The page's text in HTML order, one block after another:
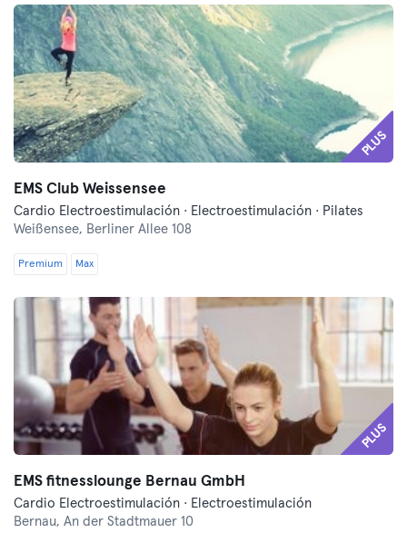
PLUS
EMS Club Weissensee
Cardio Electroestimulación · Electroestimulación · Pilates
Weißensee, Berliner Allee 108
Premium Max
PLUS
EMS fitnesslounge Bernau GmbH
Cardio Electroestimulación · Electroestimulación
Bernau, An der Stadtmauer 10